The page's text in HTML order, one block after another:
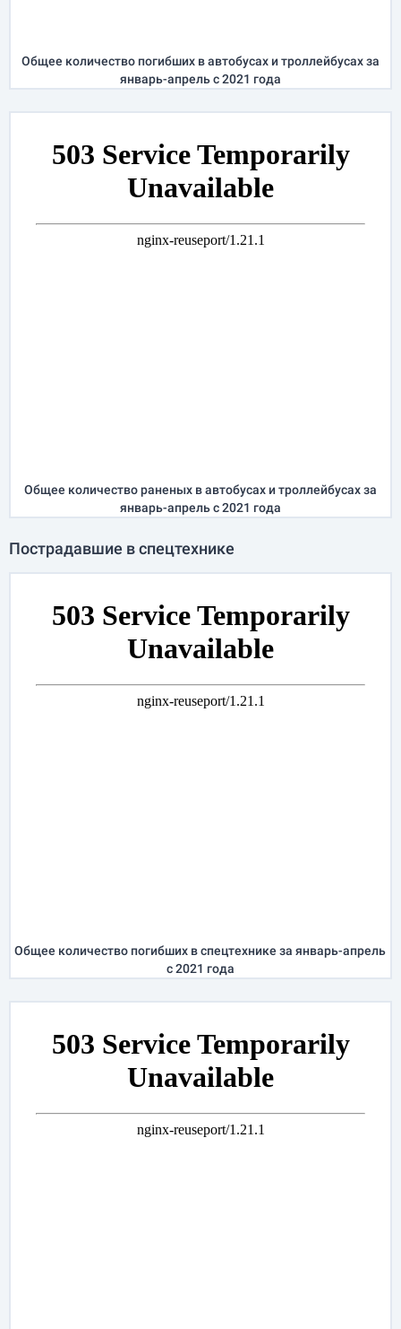
Общее количество погибших в автобусах и троллейбусах за
январь-апрельс 2021 года
Общее количество раненых в автобусах и троллейбусах за
январь-апрельс 2021 года
Пострадавшие в спецтехнике
Общее количество погибших в спецтехнике заянварь-апрель
с 2021 года